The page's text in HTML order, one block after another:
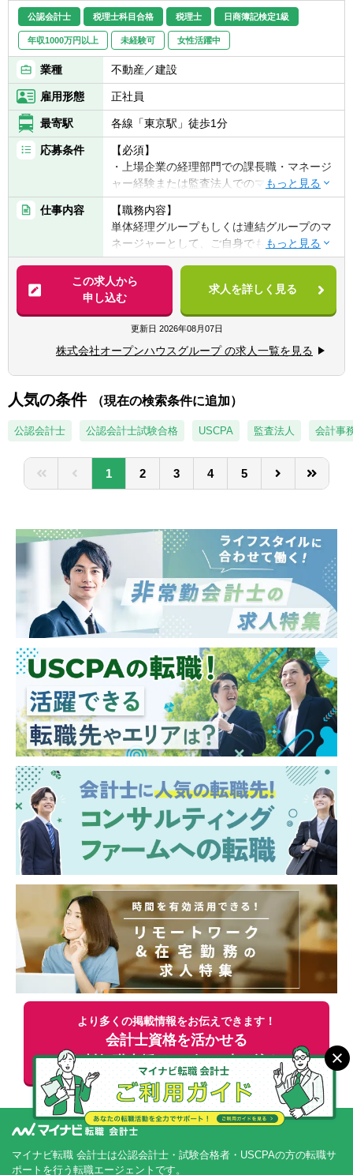
要性が増しており、
グループの成長を支える経営企画部の増員を
しています。
・「東証プライム上場企業の安心感」と「ベ
ンチャー企業の成長性」を兼ね備える会社
…同社は東証プライム上場企業の安定性や労
働環境と、圧倒的な成長を同時に実現してい
ます。
大手企業とベンチャー企業の良いところを
兼ね備えているのが魅力です。
・キャリアアップのチャンス
…圧倒的な成長率を誇る当社では、会社の成
長とともに様々なキャリア機会が生まれてお
り、やる気と実力次第で様々な業務経験を積
むことができます。
公認会計士 税理士科目合格 税理士 日商簿記検定1級
年収1000万円以上 未経験可 女性活躍中
業種 不動産／建設
雇用形態 正社員
最寄駅 各線「東京駅」徒歩1分
応募条件
【必須】
・上場企業の経理部門での課長職・マネージ
ャー経験または監査法人でのマネージャー経
験
【歓迎】
・公認会計士 / 税理士 / 日商簿記1級 /
USCPA（米国公認会計士）
仕事内容
【職務内容】
単体経理グループもしくは連結グループのマ
ネージャーとして、ご自身でも重要論点やコ
ア実務に手を動かしながら、以下の業務全般
の取りまとめをお任せします。メンバーの育
成や指導を通じて「経理組織の専門性・貢献
力UP」を強力に推し進めつつ、業務の効率
化・最適化を図っていただきます。
1．月次・四半期・年次決算（当社及びグル
ープ会社）の統括・進捗管理
2．会計監査対応、複雑な会計論点の整理・
方針決定
3．税務関連業務のマネジメント
ー
5．会計業務フローの整備・最適化（既存業
務フローの効率化 / 決算早期化推進 / 会計基
進（組織をアップデートするDX推進のリー
7．連結決算・開示書類作成の取りまとめ
8．財務部支援、子会社支援、海外拠点支援
（M&Aに伴う子会社の体制構築やガバナンス
【ポジションの魅力】
・絶え間なく生まれる「会計論点、課題」に
挑む
急成長を続ける当社では、M&Aで新たな会社
がグループに加わったり、新規事業などによ
り、これまでにない新たな取引が発生する場
面があります。「前例がないから処理できな
い」ではなく、「この新しい変化を、最新の
会計基準や税法に照らし合わせてどう正しく
着地させるか」を、自らロジカルに考え抜
き、仕組みを創り上げていく面白さがありま
す。自らの専門知識で会社のスピード感を支
えるタフさと誇りを持てる環境です。
・主体的に動く「高成長マインドの若手」を
率いる、マネジメント
当社のメンバーは、会社が掲げる「やる気の
ある人を広く受け入れ、結果に報いる」とい
うカルチャーに共鳴して集まった、圧倒的に
成長意欲の高い若手ばかりです。 指示を待つ
だけの組織ではなく、自主的に勉強に励む彼
らのポテンシャルをさらに引き出し、チーム
および「組織全体の専門性・貢献力UP」を推
進するリーダーシップを実践・磨くことがで
きます。
・結果を出した分だけ正当に評価。社歴や年
齢の壁は一切なし
年功序列は排除しています。あなたが課を率
いて組織をアップデートし、結果を出せば、
社歴に関係なく早期に「単体・連結の統括責
任者」や「子会社の経理責任者」へとステッ
この求人から
申し込む
求人を詳しく見る
更新日 2026年08月07日
株式会社オープンハウスグループ の求人一覧を見る
人気の条件 （現在の検索条件に追加）
公認会計士 公認会計士試験合格 USCPA 監査法人 会計事
1 2 3 4 5
より多くの掲載情報をお伝えできます！
会計士資格を活かせる
無料転職支援サービスに申し込む
マイナビ転職 会計士は公認会計士・試験合格者・USCPAの方の転職サ
ポートを行う転職エージェントです。